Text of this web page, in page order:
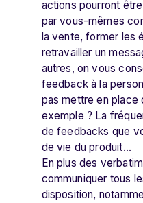
actions pourront
par vous-mêmes
la vente, former les
retravailler un
autres, on vous
feedback à la
pas mettre en place
exemple ? La
de feedbacks que
de vie du produit…
En plus des
communiquer tous
disposition,